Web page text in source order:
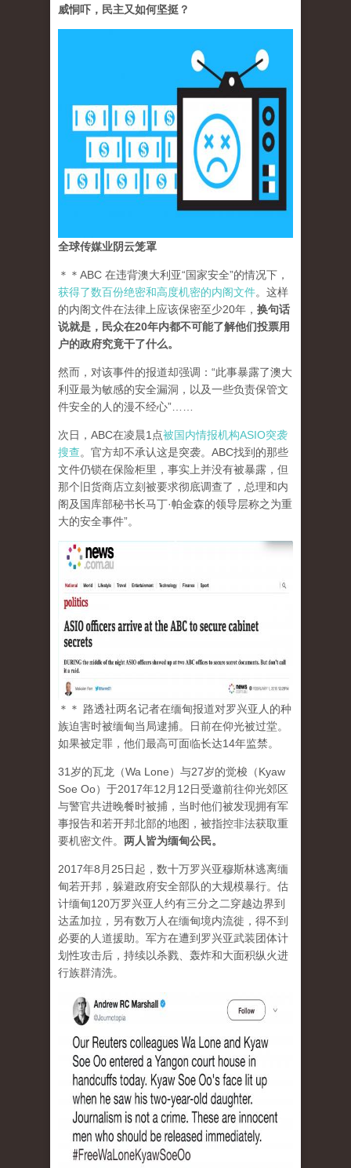
威恫吓，民主又如何坚挺？
全球传媒业阴云笼罩
＊＊ABC 在违背澳大利亚“国家安全”的情况下，
获得了数百份绝密和高度机密的内阁文件。这样
的内阁文件在法律上应该保密至少20年， 换句话
说就是，民众在20年内都不可能了解他们投票用
户的政府究竟干了什么。
然而，对该事件的报道却强调：“此事暴露了澳大
利亚最为敏感的安全漏洞，以及一些负责保管文
件安全的人的漫不经心”……
次日，ABC在凌晨1点被国内情报机构ASIO突袭
搜查。官方却不承认这是突袭。ABC找到的那些
文件仍锁在保险柜里，事实上并没有被暴露，但
那个旧货商店立刻被要求彻底调查了，总理和内
阁及国库部秘书长马丁·帕金森的领导层称之为重
大的安全事件”。
＊＊ 路透社两名记者在缅甸报道对罗兴亚人的种
族迫害时被缅甸当局逮捕。日前在仰光被过堂。
如果被定罪，他们最高可面临长达14年监禁。
31岁的瓦龙（Wa Lone）与27岁的觉梭（Kyaw
Soe Oo）于2017年12月12日受邀前往仰光郊区
与警官共进晚餐时被捕，当时他们被发现拥有军
事报告和若开邦北部的地图，被指控非法获取重
要机密文件。 两人皆为缅甸公民。
2017年8月25日起，数十万罗兴亚穆斯林逃离缅
甸若开邦，躲避政府安全部队的大规模暴行。估
计缅甸120万罗兴亚人约有三分之二穿越边界到
达孟加拉，另有数万人在缅甸境内流徙，得不到
必要的人道援助。军方在遭到罗兴亚武装团体计
划性攻击后，持续以杀戮、轰炸和大面积纵火进
行族群清洗。